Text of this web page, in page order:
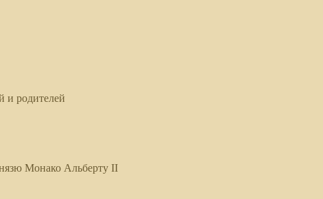
и родителей
Монако Альберту II